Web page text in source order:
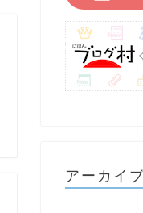
アーカイ